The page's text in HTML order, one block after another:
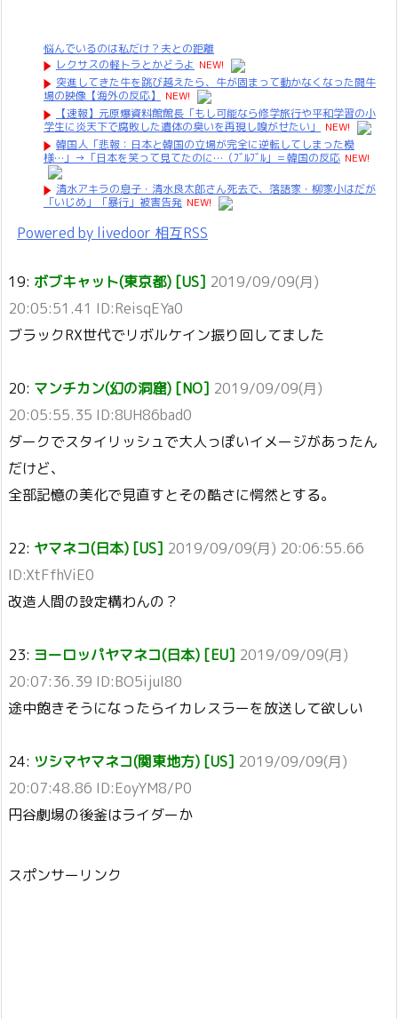
悩んでいるのは私だけ？夫との距離
レクサスの軽トラとかどうよ NEW!
突進してきた牛を跳び越えたら、牛が固まって動かなくなった闘牛
場の映像【海外の反応】
NEW!
【速報】元原爆資料館館長「もし可能なら修学旅行や平和学習の小
学生に炎天下で腐敗した遺体の臭いを再現し嗅がせたい」
NEW!
韓国人「悲報：日本と韓国の立場が完全に逆転してしまった模
様…」→「日本を笑って見てたのに…（ﾌﾞﾙﾌﾞﾙ」＝韓国の反応 NEW!
清水アキラの息子・清水良太郎さん死去で、落語家・柳家小はだが
「いじめ」「暴行」被害告発 NEW!
Powered by livedoor 相互RSS
19: ボブキャット(東京都) [US] 2019/09/09(月)
20:05:51.41 ID:ReisqEYa0
ブラックRX世代でリボルケイン振り回してました
20: マンチカン(幻の洞窟) [NO] 2019/09/09(月)
20:05:55.35 ID:8UH86bad0
ダークでスタイリッシュで大人っぽいイメージがあったん
だけど、
全部記憶の美化で見直すとその酷さに愕然とする。
22: ヤマネコ(日本) [US] 2019/09/09(月) 20:06:55.66
ID:XtFfhViE0
改造人間の設定構わんの？
23: ヨーロッパヤマネコ(日本) [EU] 2019/09/09(月)
20:07:36.39 ID:BO5ijuI80
途中飽きそうになったらイカレスラーを放送して欲しい
24: ツシマヤマネコ(関東地方) [US] 2019/09/09(月)
20:07:48.86 ID:EoyYM8/P0
円谷劇場の後釜はライダーか
スポンサーリンク